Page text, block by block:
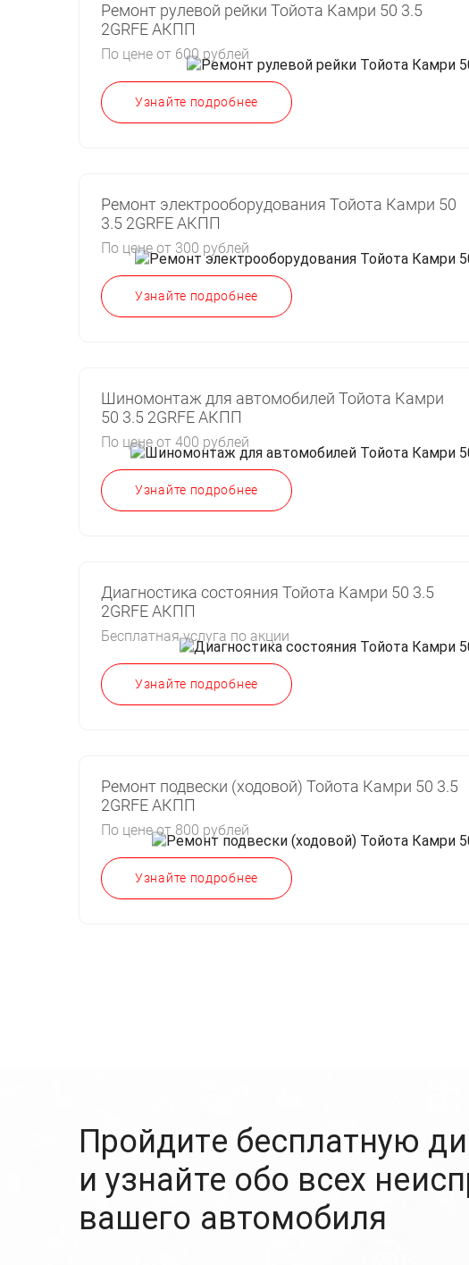
Ремонт рулевой рейки Тойота Камри 50 3.5
2GRFE АКПП
По цене от 600 рублей
Узнайте подробнее
Ремонт электрооборудования Тойота Камри 50
3.5 2GRFE АКПП
По цене от 300 рублей
Узнайте подробнее
Шиномонтаж для автомобилей Тойота Камри
50 3.5 2GRFE АКПП
По цене от 400 рублей
Узнайте подробнее
Диагностика состояния Тойота Камри 50 3.5
2GRFE АКПП
Бесплатная услуга по акции
Узнайте подробнее
Ремонт подвески (ходовой) Тойота Камри 50 3.5
2GRFE АКПП
По цене от 800 рублей
Узнайте подробнее
Пройдите бесплатную
и узнайте обо всех
вашего автомобиля